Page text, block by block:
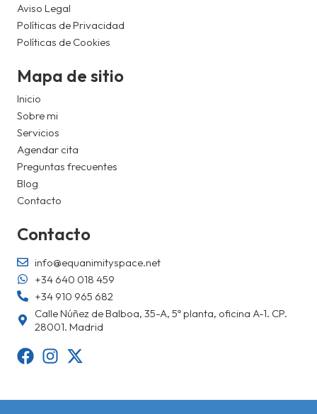
Aviso Legal
Políticas de Privacidad
Políticas de Cookies
Mapa de sitio
Inicio
Sobre mi
Servicios
Agendar cita
Preguntas frecuentes
Blog
Contacto
Contacto
info@equanimityspace.net
+34 640 018 459
+34 910 965 682
Calle Núñez de Balboa, 35-A, 5ª planta, oficina A-1. CP.
28001. Madrid